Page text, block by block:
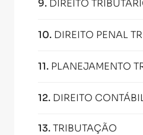
9. DIREITO
10. DIREITO PENAL
11. PLANEJAMENTO
12. DIREITO
13.TRIBUTAÇÃO